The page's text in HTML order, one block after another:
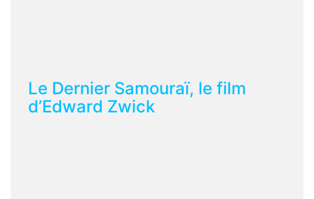
Le Dernier Samouraï, le film
d’Edward Zwick